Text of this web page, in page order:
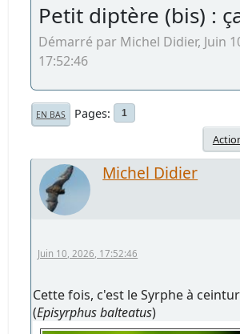
Petit diptère (bis) :
Démarré par Michel Didier, Juin
17:52:46
EN BAS Pages 1
Michel Didier
Juin 10, 2026, 17:52:46
Cette fois, c'est le Syrphe à
(Episyrphus balteatus)